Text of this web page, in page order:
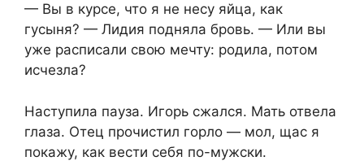
— Вы в курсе, что я не несу яйца, как
гусыня? — Лидия подняла бровь. — Или вы
уже расписали свою мечту: родила, потом
исчезла?
Наступила пауза. Игорь сжался. Мать отвела
глаза. Отец прочистил горло — мол, щас я
покажу, как вести себя по-мужски.